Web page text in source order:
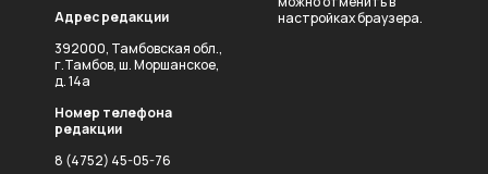
Адрес редакции
392000, Тамбовская обл.,
г.Тамбов, ш. Моршанское,
д. 14а
Номер телефона
редакции
8 (4752) 45-05-76
настройках браузера.